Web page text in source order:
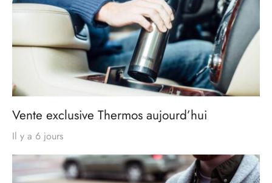
Vente exclusive Thermos aujourd’hui
Il y a 6 jours